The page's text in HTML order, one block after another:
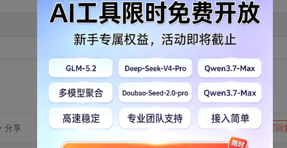
课时知识点
分享 转发到动态 举报 写回